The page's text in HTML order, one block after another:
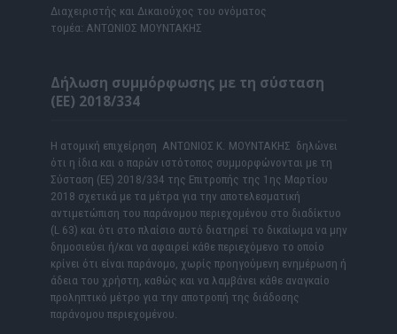
Διαχειριστής και Δικαιούχος του ονόματος
τομέα: ΑΝΤΩΝΙΟΣ ΜΟΥΝΤΑΚΗΣ
Δήλωση συμμόρφωσης με τη σύσταση
(ΕΕ) 2018/334
Η ατομική επιχείρηση ΑΝΤΩΝΙΟΣ Κ. ΜΟΥΝΤΑΚΗΣ δηλώνει
ότι η ίδια και ο παρών ιστότοπος συμμορφώνονται με τη
Σύσταση (ΕΕ) 2018/334 της Επιτροπής της 1ης Μαρτίου
2018 σχετικά με τα μέτρα για την αποτελεσματική
αντιμετώπιση του παράνομου περιεχομένου στο διαδίκτυο
(L 63) και ότι στο πλαίσιο αυτό διατηρεί το δικαίωμα να μην
δημοσιεύει ή/και να αφαιρεί κάθε περιεχόμενο το οποίο
κρίνει ότι είναι παράνομο, χωρίς προηγούμενη ενημέρωση ή
άδεια του χρήστη, καθώς και να λαμβάνει κάθε αναγκαίο
προληπτικό μέτρο για την αποτροπή της διάδοσης
παράνομου περιεχομένου.